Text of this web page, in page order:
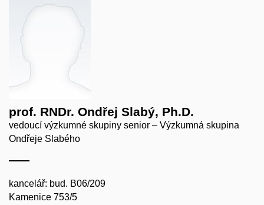
prof. RNDr. Ondřej Slabý, Ph.D.
vedoucí výzkumné skupiny senior – Výzkumná skupina
Ondřeje Slabého
kancelář: bud. B06/209
Kamenice 753/5